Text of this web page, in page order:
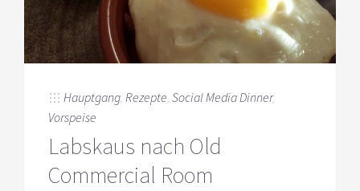
Hauptgang, Rezepte, Social Media Dinner,
Vorspeise
Labskaus nach Old
Commercial Room